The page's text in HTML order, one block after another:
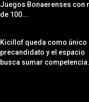
Juegos Bonaerenses con
de 100...
Kicillof queda como único
precandidato y el espacio
busca sumar